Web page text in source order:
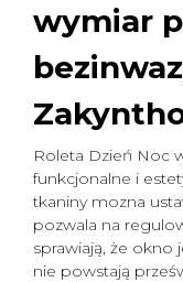
wymiar
Roleta Dzień Noc
funkcjonalne i
tkaniny mozna
pozwala na
sprawiają, że okno
nie powstają